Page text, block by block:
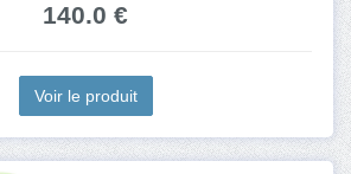
140.0 €
Voir le produit